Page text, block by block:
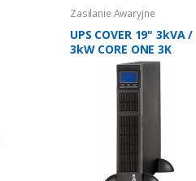
UPS COVER-CORE-1K 1000 VA
Zasilanie Awaryjne
UPS COVER 19" 3kVA /
3kW CORE ONE 3K